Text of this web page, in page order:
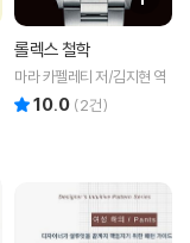
롤렉스 철학
마라 카펠레티 저/김지현 역
10.0 (2건)